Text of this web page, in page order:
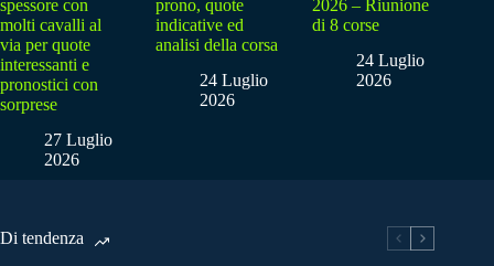
spessore con
molti cavalli al
via per quote
interessanti e
pronostici con
sorprese
27 Luglio
2026
prono, quote
indicative ed
analisi della corsa
24 Luglio
2026
2026 – Riunione
di 8 corse
24 Luglio
2026
Di tendenza